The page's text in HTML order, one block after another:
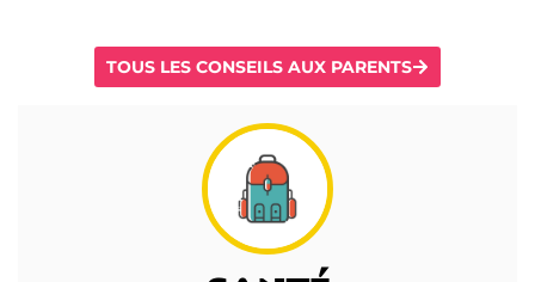
TOUS LES CONSEILS AUX PARENTS